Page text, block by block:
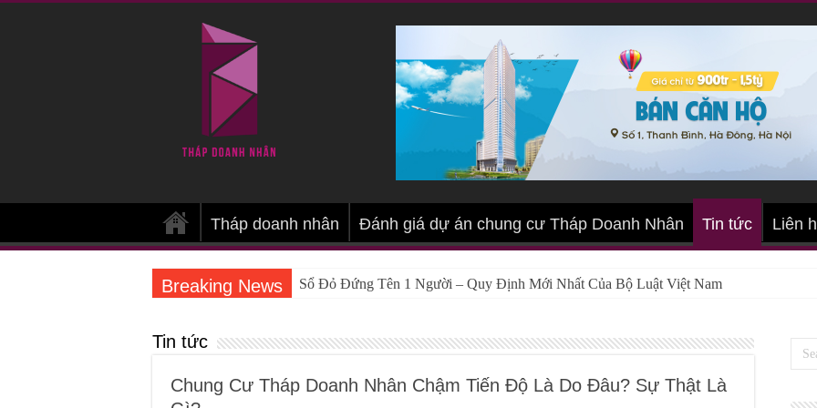
Tháp doanh nhân Đánh giá dự án chung cư Tháp Doanh Nhân Tin tức Liên
Breaking News Sổ Đỏ Đứng Tên 1 Người – Quy Định Mới Nhất Của Bộ Luật Việt Nam
Tin tức
Chung Cư Tháp Doanh Nhân Chậm Tiến Độ Là Do Đâu? Sự Thật Là